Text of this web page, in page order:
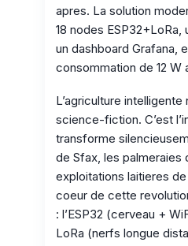
apres. La solution
18 nodes ESP32+LoRa,
un dashboard Grafana,
consommation de 12 W
L’agriculture intelligente
science-fiction. C’est
transforme
de Sfax, les palmeraies
exploitations laitieres
coeur de cette
: l’ESP32 (cerveau +
LoRa (nerfs longue